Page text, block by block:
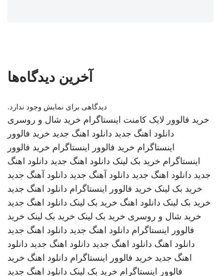
آخرین دیدگاه‌ها
دیدگاهی برای نمایش وجود ندارد.
خرید فالوور لایک کامنت اینستاگرام خرید شال و روسری
دانلود اهنگ جدید دانلود اهنگ جدید خرید فالوور
اینستاگرام خرید فالوور اینستاگرام خرید فالوور
اینستاگرام خرید بک لینک دانلود اهنگ جدید دانلود اهنگ
جدید دانلود اهنگ جدید دانلود آهنگ جدید دانلود آهنگ جدید
خرید بک لینک خرید فالوور اینستاگرام دانلود اهنگ جدید
خرید بک لینک دانلود اهنگ خرید بک لینک دانلود اهنگ جدید
خرید شال و روسری خرید بک لینک خرید بک لینک خرید
فالوور اینستاگرام دانلود اهنگ جدید دانلود اهنگ جدید
دانلود اهنگ دانلود اهنگ جدید دانلود اهنگ جدید دانلود
اهنگ جدید خرید فالوور اینستاگرام دانلود اهنگ خرید
فالوور اینستاگرام خرید بک لینک دانلود اهنگ جدید